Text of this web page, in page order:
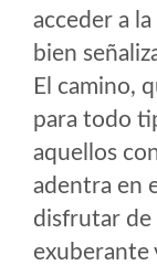
acceder a
bien
El camino,
para todo
aquellos
adentra en
disfrutar de
exuberante